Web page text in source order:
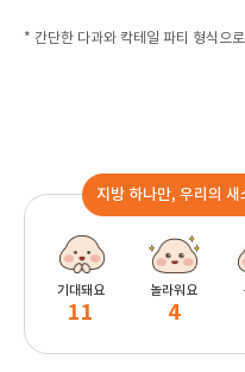
* 간단한 다과와 칵테일 파티 형식으
지방 하나만, 우리의
기대돼요
11
놀라워요
4